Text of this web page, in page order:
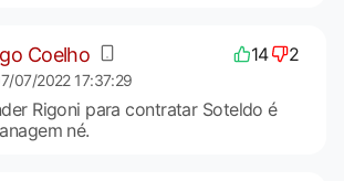
Coelho 14 2
07/2022 17:37:29
Rigoni para contratar Soteldo é
né.